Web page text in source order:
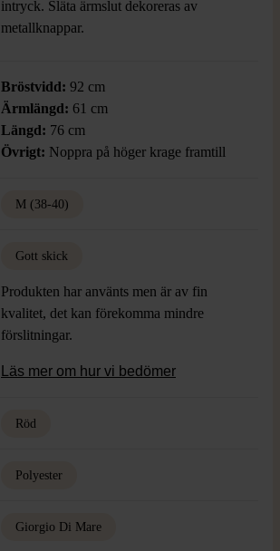
intryck. Släta ärmslut dekoreras av
metallknappar.
Bröstvidd: 92 cm
Ärmlängd: 61 cm
Längd: 76 cm
Övrigt: Noppra på höger krage framtill
M (38-40)
Gott skick
Produkten har använts men är av fin
kvalitet, det kan förekomma mindre
förslitningar.
Läs mer om hur vi bedömer
Röd
Polyester
Giorgio Di Mare